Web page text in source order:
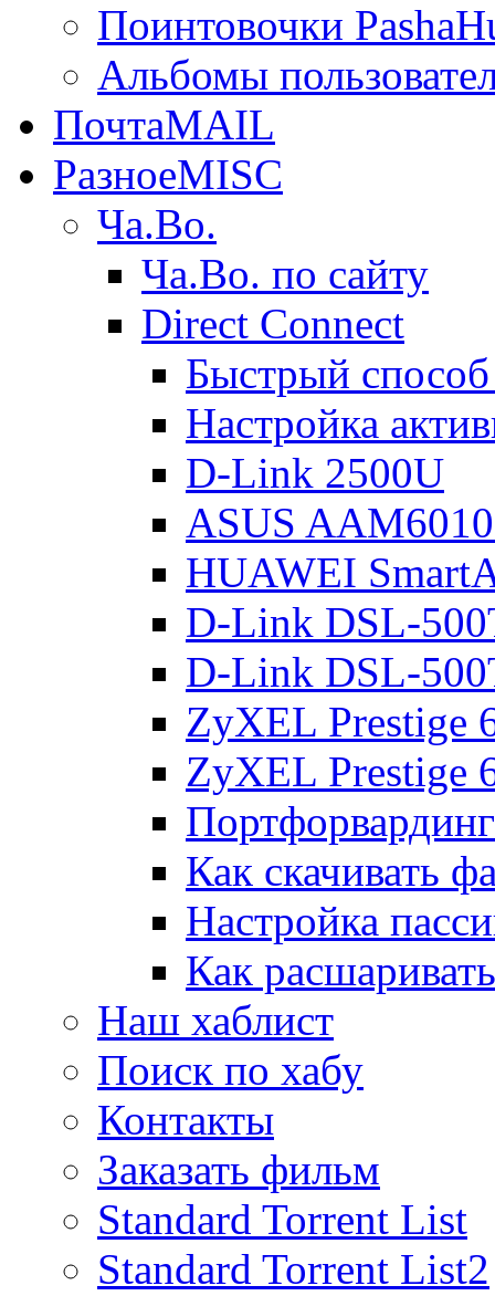
Поинтовочки
Альбомы
ПочтаMAIL
РазноеMISC
Ча.Во.
Ча.Во. по сайту
Direct Connect
Быстрый
Настройка
D-Link 2500U
ASUS
HUAWEI
D-Link DSL-
D-Link DSL-
ZyXEL Prestige
ZyXEL Prestige
Портфорвардинг
Как скачивать
Настройка
Как
Наш хаблист
Поиск по хабу
Контакты
Заказать фильм
Standard Torrent List
Standard Torrent List2